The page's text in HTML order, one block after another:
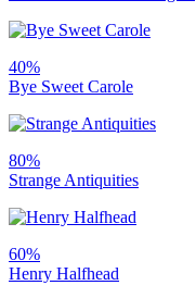
40%
Bye Sweet Carole
80%
Strange Antiquities
60%
Henry Halfhead